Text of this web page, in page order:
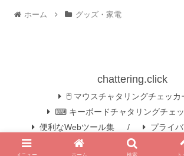
ホーム グッズ・家電
chattering.click
🖱️ マウスチャタリングチェッカ
⌨ キーボードチャタリングチェ
便利なWebツール集
プライ
© 2019 chattering.click.
メニュー ホーム 検索 ト